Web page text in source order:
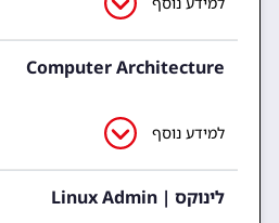
Computer Architecture
למידע נוסף
לינוקס | Linux Admin